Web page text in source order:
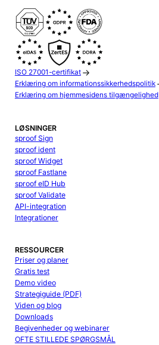
ISO 27001-certifikat
Erklæring om informationssikkerhedspolitik
Erklæring om hjemmesidens tilgængelighed
LØSNINGER
sproof Sign
sproof ident
sproof Widget
sproof Fastlane
sproof eID Hub
sproof Validate
API-integration
Integrationer
RESSOURCER
Priser og planer
Gratis test
Demo video
Strategiguide (PDF)
Viden og blog
Downloads
Begivenheder og webinarer
OFTE STILLEDE SPØRGSMÅL